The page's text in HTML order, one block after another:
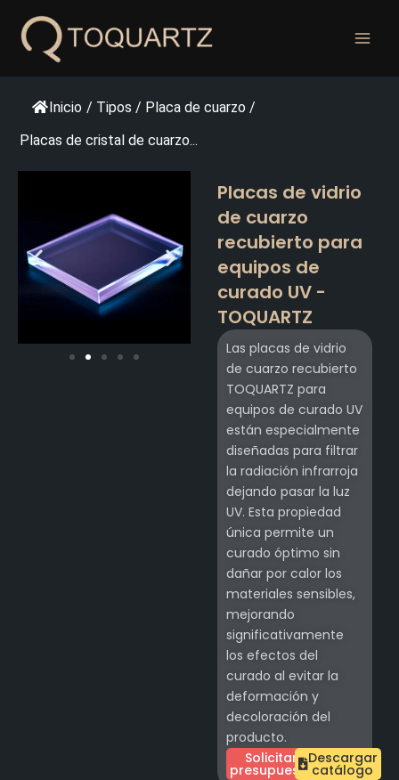
contenido
Inicio / Tipos / Placa de cuarzo /
Placas de cristal de cuarzo...
Placas de vidrio
de cuarzo
recubierto para
equipos de
curado UV -
TOQUARTZ
Las placas de vidrio
de cuarzo recubierto
TOQUARTZ para
equipos de curado UV
están especialmente
diseñadas para filtrar
la radiación infrarroja
dejando pasar la luz
UV. Esta propiedad
única permite un
curado óptimo sin
dañar por calor los
materiales sensibles,
mejorando
significativamente
los efectos del
curado al evitar la
deformación y
decoloración del
producto.
Solicitar
presupuesto
Descargar
catálogo